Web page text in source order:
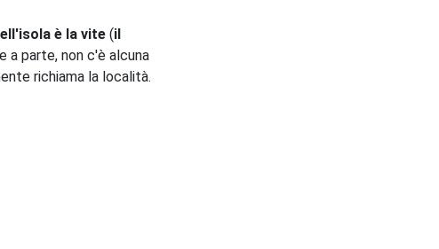
è la vite (il
a parte, non c'è alcuna
richiama la località.